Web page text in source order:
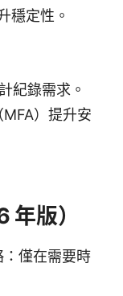
穩定性。
紀錄需求。
）提升安
版）
僅在需要時